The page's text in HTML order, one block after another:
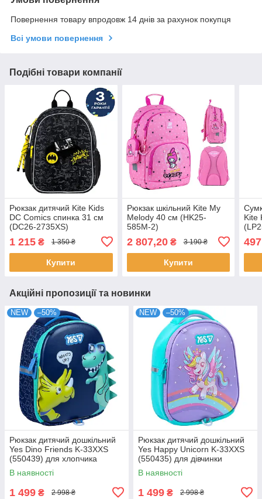
Повернення товару впродовж 14 днів за рахунок покупця
Всі умови повернення
Подібні товари компанії
Рюкзак дитячий Kite Kids
DC Comics спинка 31 см
(DC26-2735XS)
1 215 ₴ 1 350 ₴
Купити
Рюкзак шкільний Kite My
Melody 40 см (HK25-
585M-2)
2 807,20₴ 3 190 ₴
Купити
Kite
497
Акційні пропозиції та новинки
NEW –50%
Рюкзак дитячий дошкільний
Yes Dino Friends K-33XXS
(550439) для хлопчика
В наявності
1 499 ₴ 2 998 ₴
NEW –50%
Рюкзак дитячий дошкільний
Yes Happy Unicorn K-33XXS
(550435) для дівчинки
В наявності
1 499 ₴ 2 998 ₴